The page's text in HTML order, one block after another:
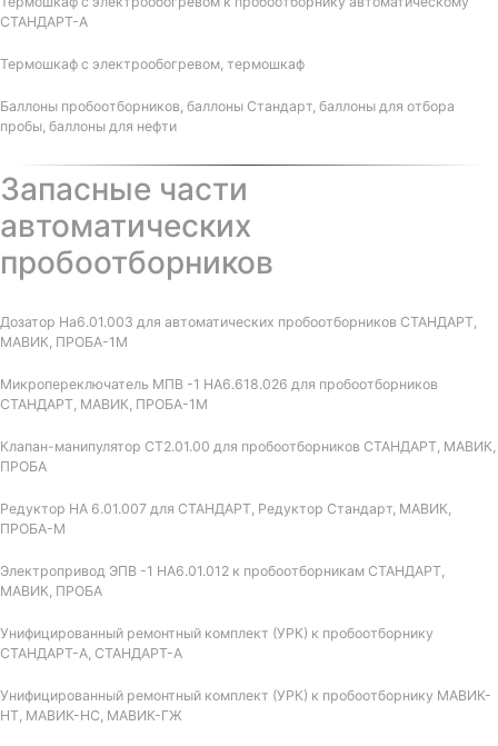
СТАНДАРТ-А
Термошкаф с электрообогревом, термошкаф
Баллоны пробоотборников, баллоны Стандарт, баллоны для отбора
пробы, баллоны для нефти
Запасные части
автоматических
пробоотборников
Дозатор На6.01.003 для автоматических пробоотборников СТАНДАРТ,
МАВИК, ПРОБА-1М
Микропереключатель МПВ -1 НА6.618.026 для пробоотборников
СТАНДАРТ, МАВИК, ПРОБА-1М
Клапан-манипулятор СТ2.01.00 для пробоотборников СТАНДАРТ, МАВИК,
ПРОБА
Редуктор НА 6.01.007 для СТАНДАРТ, Редуктор Стандарт, МАВИК,
ПРОБА-М
Электропривод ЭПВ -1 НА6.01.012 к пробоотборникам СТАНДАРТ,
МАВИК, ПРОБА
Унифицированный ремонтный комплект (УРК) к пробоотборнику
СТАНДАРТ-А, СТАНДАРТ-А
Унифицированный ремонтный комплект (УРК) к пробоотборнику МАВИК-
НТ, МАВИК-НС, МАВИК-ГЖ